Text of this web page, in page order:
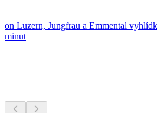
on Luzern, Jungfrau a Emmental
minut